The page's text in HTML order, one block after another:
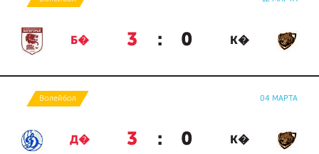
Б� 3 : 0 К�
Волейбол 04 МАРТА
Д� 3 : 0 К�